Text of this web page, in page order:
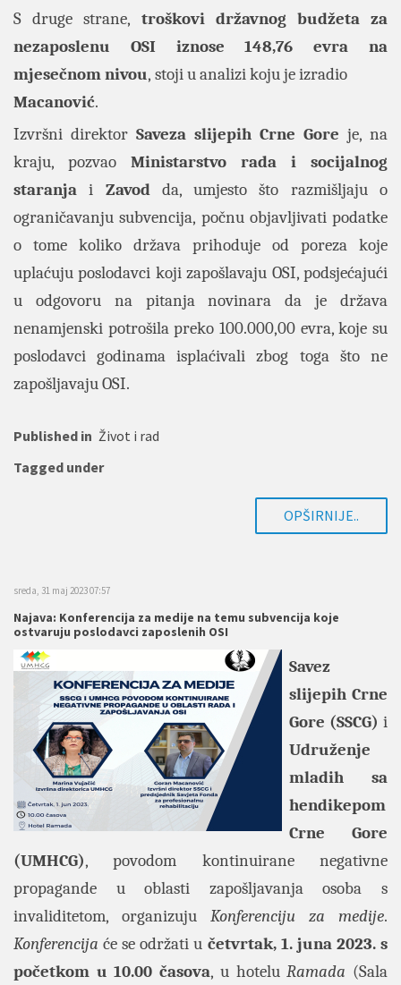
S druge strane, troškovi državnog budžeta za
nezaposlenu OSI iznose 148,76 evra na
mjesečnom nivou, stoji u analizi koju je izradio
Macanović.
Izvršni direktor Saveza slijepih Crne Gore je, na
kraju, pozvao Ministarstvo rada i socijalnog
staranja i Zavodda, umjesto što razmišljaju o
ograničavanju subvencija, počnu objavljivati podatke
o tome koliko država prihoduje od poreza koje
uplaćuju poslodavci koji zapošlavaju OSI, podsjećajući
u odgovoru na pitanja novinara da je država
nenamjenski potrošila preko 100.000,00 evra, koje su
poslodavci godinama isplaćivali zbog toga što ne
zapošljavaju OSI.
Published in Život i rad
Tagged under
OPŠIRNIJE..
sreda, 31 maj 2023 07:57
Najava: Konferencija za medije na temu subvencija koje
ostvaruju poslodavci zaposlenih OSI
Savez
slijepih Crne
Gore (SSCG) i
Udruženje
mladih sa
hendikepom
Crne Gore
(UMHCG), povodom kontinuirane negativne
propagande u oblasti zapošljavanja osoba s
invaliditetom, organizuju Konferenciju za medije.
Konferencija će se održati u četvrtak, 1. juna 2023. s
početkom u 10.00 časova, u hoteluRamada (Sala